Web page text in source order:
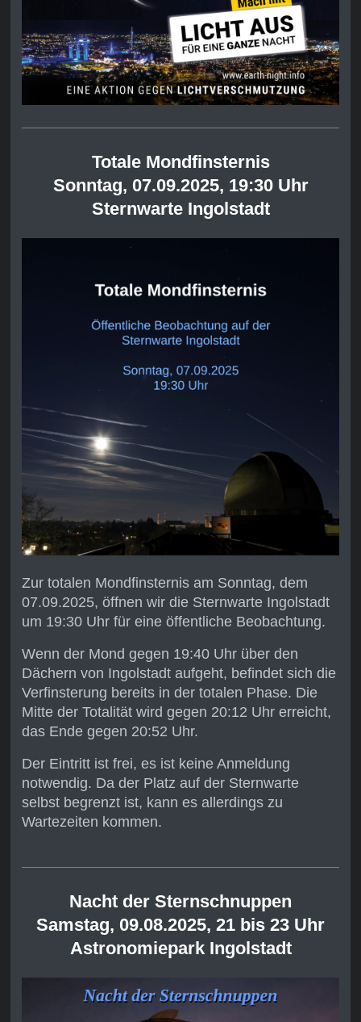
Totale Mondfinsternis
Sonntag, 07.09.2025, 19:30 Uhr
Sternwarte Ingolstadt
Zur totalen Mondfinsternis am Sonntag, dem
07.09.2025, öffnen wir die Sternwarte Ingolstadt
um 19:30 Uhr für eine öffentliche Beobachtung.
Wenn der Mond gegen 19:40 Uhr über den
Dächern von Ingolstadt aufgeht, befindet sich die
Verfinsterung bereits in der totalen Phase. Die
Mitte der Totalität wird gegen 20:12 Uhr erreicht,
das Ende gegen 20:52 Uhr.
Der Eintritt ist frei, es ist keine Anmeldung
notwendig. Da der Platz auf der Sternwarte
selbst begrenzt ist, kann es allerdings zu
Wartezeiten kommen.
Nacht der Sternschnuppen
Samstag, 09.08.2025, 21 bis 23 Uhr
Astronomiepark Ingolstadt